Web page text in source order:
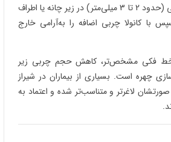
در شیراز برش‌های کوچکی (حدود 2 تا 3 میلی‌متر) در زیر چانه یا اطراف
با کانولا چربی اضافه را به‌آرامی خارج
خط فکی مشخص‌تر، کاهش حجم چربی زیر
چهره است. بسیاری از بیماران در شیراز
لاغرتر و متناسب‌تر شده و اعتماد به